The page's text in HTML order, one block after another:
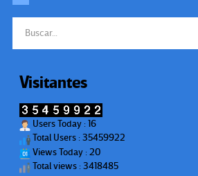
Visitantes
Users Today : 16
Total Users : 35459922
Views Today : 20
Total views : 3418485